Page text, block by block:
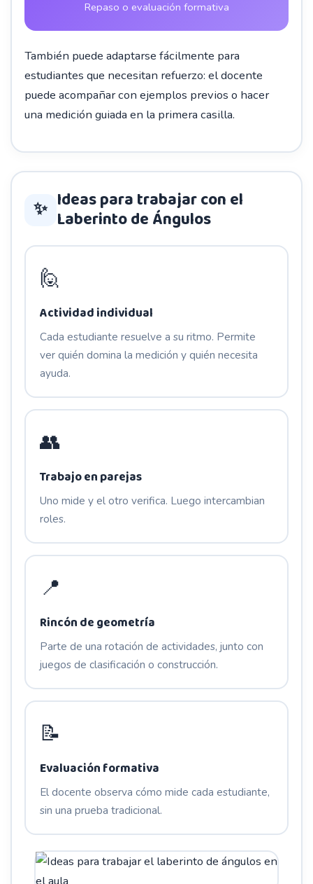
Repaso o evaluación formativa
También puede adaptarse fácilmente para
estudiantes que necesitan refuerzo: el docente
puede acompañar con ejemplos previos o hacer
una medición guiada en la primera casilla.
✨ Ideas para trabajar con el
Laberinto de Ángulos
🙋
Actividad individual
Cada estudiante resuelve a su ritmo. Permite
ver quién domina la medición y quién necesita
ayuda.
👥
Trabajo en parejas
Uno mide y el otro verifica. Luego intercambian
roles.
📍
Rincón de geometría
Parte de una rotación de actividades, junto con
juegos de clasificación o construcción.
📝
Evaluación formativa
El docente observa cómo mide cada estudiante,
sin una prueba tradicional.